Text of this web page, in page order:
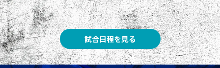
試合日程を見る
8 清水 3 1 0 0 1
8 神戸 3 1 0 1
10 東京Ｖ 1 0 1 0 0